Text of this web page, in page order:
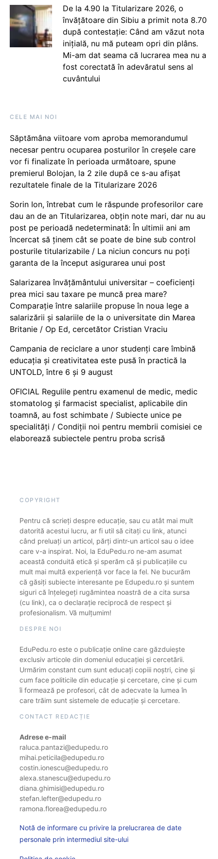
De la 4.90 la Titularizare 2026, o
învățătoare din Sibiu a primit nota 8.70
după contestație: Când am văzut nota
inițială, nu mă puteam opri din plâns.
Mi-am dat seama că lucrarea mea nu a
fost corectată în adevăratul sens al
cuvântului
CELE MAI NOI
Săptămâna viitoare vom aproba memorandumul
necesar pentru ocuparea posturilor în creșele care
vor fi finalizate în perioada următoare, spune
premierul Bolojan, la 2 zile după ce s-au afișat
rezultatele finale de la Titularizare 2026
Sorin Ion, întrebat cum le răspunde profesorilor care
dau an de an Titularizarea, obțin note mari, dar nu au
post pe perioadă nedeterminată: În ultimii ani am
încercat să ținem cât se poate de bine sub control
posturile titularizabile / La niciun concurs nu poți
garanta de la început asigurarea unui post
Salarizarea învățământului universitar – coeficienți
prea mici sau taxare pe muncă prea mare?
Comparație între salariile propuse în noua lege a
salarizării și salariile de la o universitate din Marea
Britanie / Op Ed, cercetător Cristian Vraciu
Campania de reciclare a unor studenți care îmbină
educația și creativitatea este pusă în practică la
UNTOLD, între 6 și 9 august
OFICIAL Regulile pentru examenul de medic, medic
stomatolog și farmacist specialist, aplicabile din
toamnă, au fost schimbate / Subiecte unice pe
specialități / Condiții noi pentru membrii comisiei ce
elaborează subiectele pentru proba scrisă
COPYRIGHT
Pentru că scrieți despre educație, sau cu atât mai mult
datorită acestui lucru, ar fi util să citați cu link, atunci
când preluați un articol, părți dintr-un articol sau o idee
care v-a inspirat. Noi, la EduPedu.ro ne-am asumat
această conduită etică și sperăm că și publicațiile cu
mult mai multă experiență vor face la fel. Ne bucurăm
că găsiți subiecte interesante pe Edupedu.ro și suntem
siguri că înțelegeți rugămintea noastră de a cita sursa
(cu link), ca o declarație reciprocă de respect și
profesionalism. Vă mulțumim!
DESPRE NOI
EduPedu.ro este o publicație online care găzduiește
exclusiv articole din domeniul educației și cercetării.
Urmărim constant cum sunt educați copiii noștri, cine și
cum face politicile din educație și cercetare, cine și cum
îi formează pe profesori, cât de adecvate la lumea în
care trăim sunt sistemele de educație și cercetare.
CONTACT REDACȚIE
Adrese e-mail
raluca.pantazi@edupedu.ro
mihai.peticila@edupedu.ro
costin.ionescu@edupedu.ro
alexa.stanescu@edupedu.ro
diana.ghimisi@edupedu.ro
stefan.lefter@edupedu.ro
ramona.florea@edupedu.ro
Notă de informare cu privire la prelucrarea de date
personale prin intermediul site-ului